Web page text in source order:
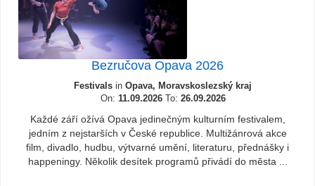
Bezručova Opava 2026
Festivals in Opava, Moravskoslezský kraj
On: 11.09.2026To: 26.09.2026
Každé září ožívá Opava jedinečným kulturním festivalem,
jedním z nejstarších v České republice. Multižánrová akce
film, divadlo, hudbu, výtvarné umění, literaturu, přednášky i
happeningy. Několik desítek programů přivádí do města ...